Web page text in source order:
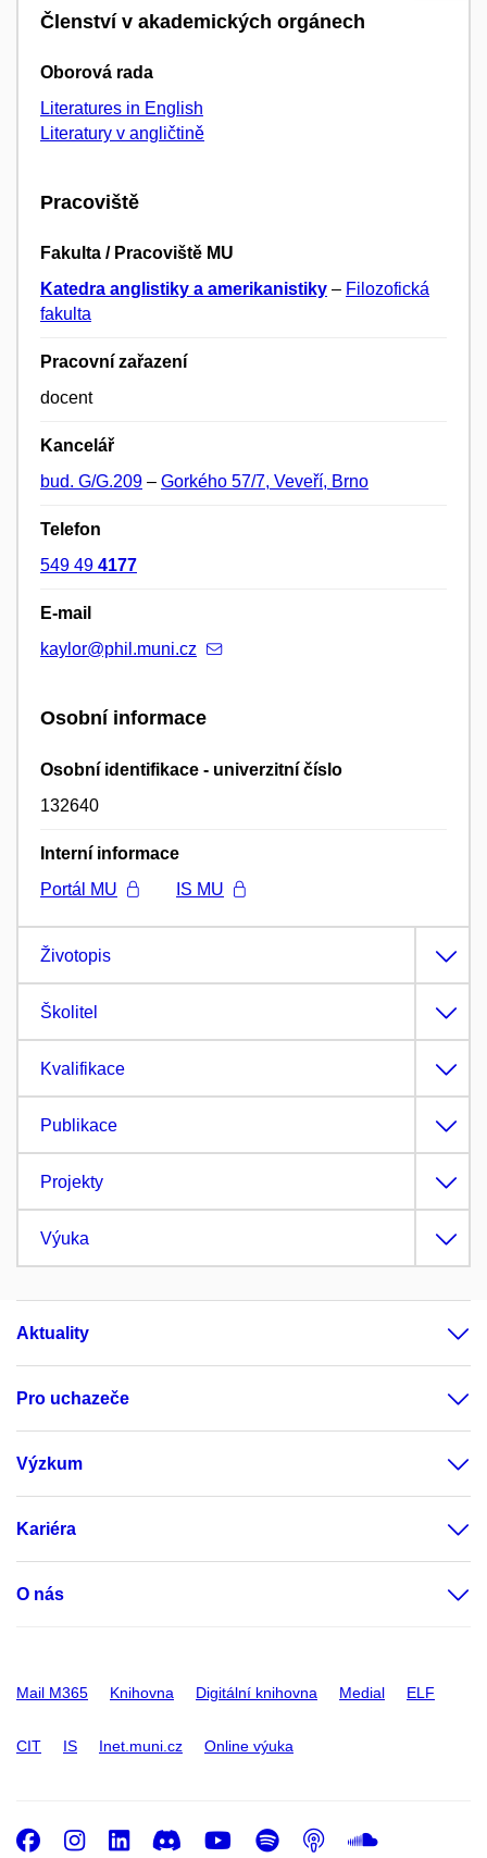
Členství v akademických orgánech
Oborová rada
Literatures in English
Literatury v angličtině
Pracoviště
Fakulta / Pracoviště MU
Katedra anglistiky a amerikanistiky – Filozofická
fakulta
Pracovní zařazení
docent
Kancelář
bud. G/G.209 – Gorkého 57/7, Veveří, Brno
Telefon
549 49 4177
E-mail
kaylor@phil.muni.cz
Osobní informace
Osobní identifikace - univerzitní číslo
132640
Interní informace
Portál MU
IS MU
Životopis
Školitel
Kvalifikace
Publikace
Projekty
Výuka
Aktuality
Pro uchazeče
Výzkum
Kariéra
O nás
Mail M365 Knihovna Digitální knihovna Medial ELF
CIT IS Inet.muni.cz Online výuka
Facebook
Instagram
LinkedIn
DiscordYoutube
Spotify
Podcast